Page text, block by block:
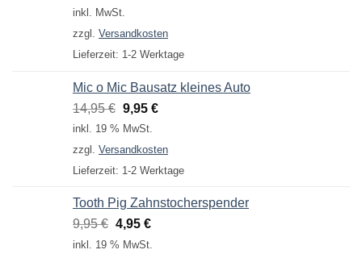
Preis
4,95 €3,95 €.
inkl. MwSt.
zzgl. Versandkosten
Lieferzeit: 1-2 Werktage
Mic o Mic Bausatz kleines Auto
14,95€ Ursprünglicher
Preis
14,95 €
9,95 €Aktueller
9,95 €.
inkl. 19 % MwSt.
zzgl. Versandkosten
Lieferzeit: 1-2 Werktage
Tooth Pig Zahnstocherspender
9,95€ Ursprünglicher
Preis
4,95 €Aktueller
inkl. 19 % MwSt.